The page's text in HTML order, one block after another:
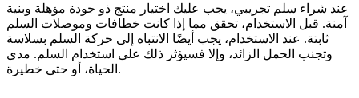
عند شراء سلم تجريبي، يجب عليك اختيار منتج ذو جودة مؤهلة وبنية
آمنة. قبل الاستخدام، تحقق مما إذا كانت خطافات وموصلات السلم
ثابتة. عند الاستخدام، يجب أيضًا الانتباه إلى حركة السلم بسلاسة
وتجنب الحمل الزائد، وإلا فسيؤثر ذلك على استخدام السلم. مدى
الحياة، أو حتى خطيرة.